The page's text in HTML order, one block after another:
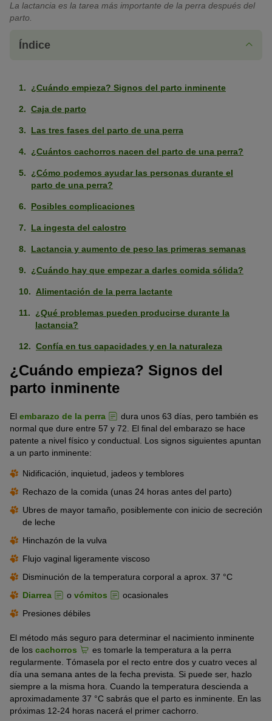
La lactancia es la tarea más importante de la perra después del
parto.
Índice
¿Cuándo empieza? Signos del parto inminente
Caja de parto
Las tres fases del parto de una perra
¿Cuántos cachorros nacen del parto de una perra?
¿Cómo podemos ayudar las personas durante el
parto de una perra?
Posibles complicaciones
La ingesta del calostro
Lactancia y aumento de peso las primeras semanas
¿Cuándo hay que empezar a darles comida sólida?
Alimentación de la perra lactante
¿Qué problemas pueden producirse durante la
lactancia?
Confía en tus capacidades y en la naturaleza
¿Cuándo empieza? Signos del
parto inminente
El embarazo de la perra
dura unos 63 días, pero también es
normal que dure entre 57 y 72. El final del embarazo se hace
patente a nivel físico y conductual. Los signos siguientes apuntan
a un parto inminente:
Nidificación, inquietud, jadeos y temblores
Rechazo de la comida (unas 24 horas antes del parto)
Ubres de mayor tamaño, posiblemente con inicio de secreción
de leche
Hinchazón de la vulva
Flujo vaginal ligeramente viscoso
Disminución de la temperatura corporal a aprox. 37 °C
Diarrea
o vómitos
ocasionales
Presiones débiles
El método más seguro para determinar el nacimiento inminente
de los cachorros
es tomarle la temperatura a la perra
regularmente. Tómasela por el recto entre dos y cuatro veces al
día una semana antes de la fecha prevista. Si puede ser, hazlo
siempre a la misma hora. Cuando la temperatura descienda a
aproximadamente 37 °C sabrás que el parto es inminente. En las
próximas 12-24 horas nacerá el primer cachorro.